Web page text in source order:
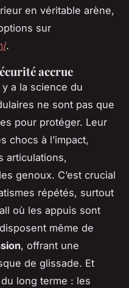
en véritable arène,
sur
.
accrue
a la science du
ne sont pas que
pour protéger. Leur
chocs à l’impact,
articulations,
genoux. C’est crucial
répétés, surtout
où les appuis sont
même de
, offrant une
de glissade. Et
long terme : les